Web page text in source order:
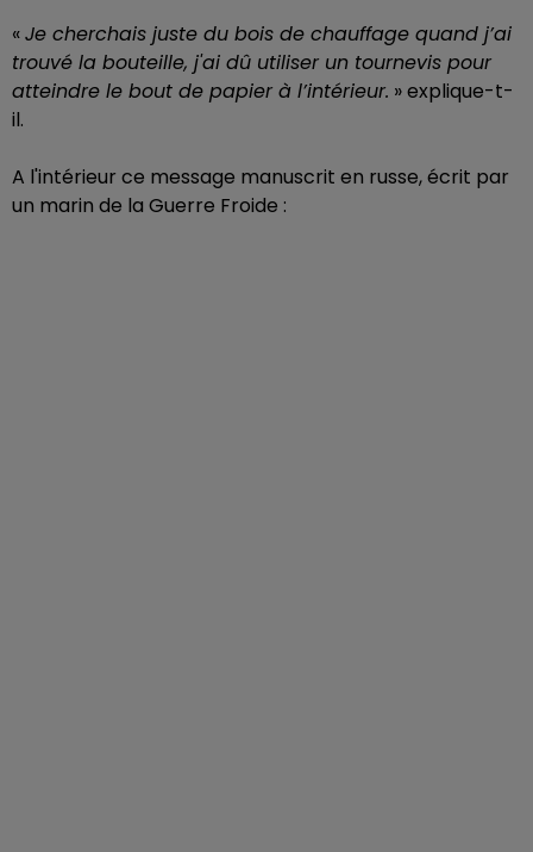
«Je cherchais juste du bois de chauffage quand j’ai
trouvé la bouteille, j'ai dû utiliser un tournevis pour
atteindre le bout de papier à l’intérieur. » explique-t-
il.
A l'intérieur ce message manuscrit en russe, écrit par
un marin de la Guerre Froide :